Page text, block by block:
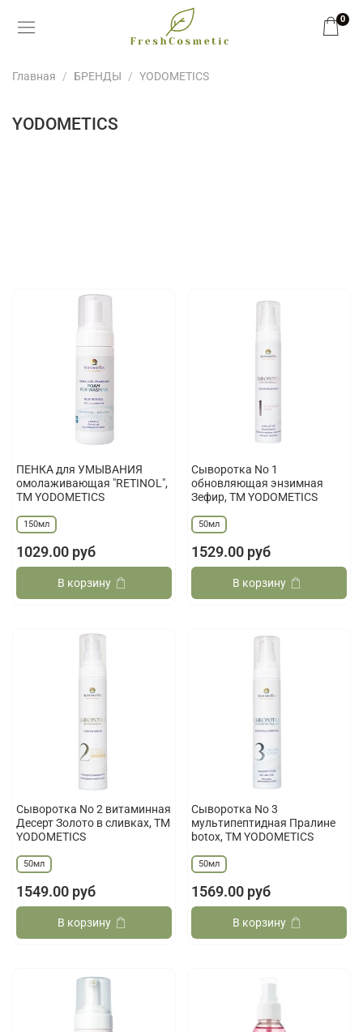
0
Главная БРЕНДЫ YODOMETICS
YODOMETICS
ПЕНКА для УМЫВАНИЯ
омолаживающая "RETINOL",
ТМ YODOMETICS
150мл
1029.00 руб
В корзину
Сыворотка No 1
обновляющая энзимная
Зефир, ТМ YODOMETICS
50мл
1529.00 руб
В корзину
Сыворотка No 2 витаминная
Десерт Золото в сливках, ТМ
YODOMETICS
50мл
1549.00 руб
В корзину
Сыворотка No 3
мультипептидная Пралине
botoх, ТМ YODOMETICS
50мл
1569.00 руб
В корзину